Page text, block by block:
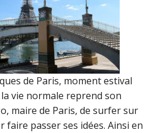
de Paris, moment estival
vie normale reprend son
maire de Paris, de surfer sur
faire passer ses idées. Ainsi en